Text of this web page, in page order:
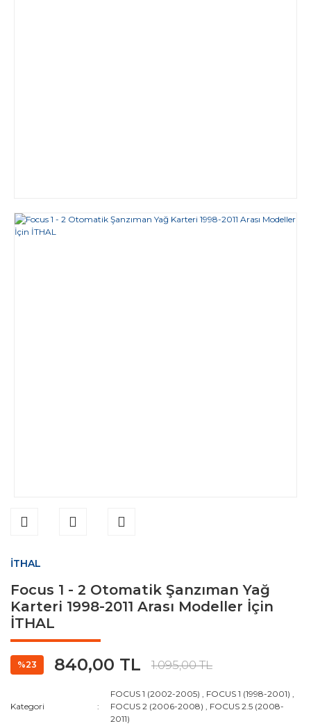
İTHAL
Focus 1 - 2 Otomatik Şanzıman Yağ
Karteri 1998-2011 Arası Modeller İçin
İTHAL
%23 840,00 TL 1.095,00 TL
Kategori
FOCUS 1 (2002-2005) , FOCUS 1 (1998-2001) ,
FOCUS 2 (2006-2008) , FOCUS 2.5 (2008-
2011)